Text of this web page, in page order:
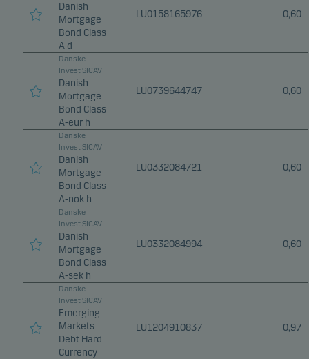
Danish
Mortgage
Bond Class
A d
LU0158165976 0,60
Danske
Invest SICAV
Danish
Mortgage
Bond Class
A-eur h
LU0739644747 0,60
Danske
Invest SICAV
Danish
Mortgage
Bond Class
A-nok h
LU0332084721 0,60
Danske
Invest SICAV
Danish
Mortgage
Bond Class
A-sek h
LU0332084994 0,60
Danske
Invest SICAV
Emerging
Markets
Debt Hard
Currency
LU1204910837 0,97